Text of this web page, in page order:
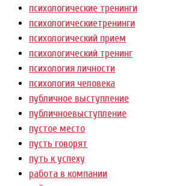
психологические тренинги
психологическиетренинги
психологический прием
психологический тренинг
психология личности
психология человека
публичное выступление
публичноевыступление
пустое место
пусть говорят
путь к успеху
работа в компании